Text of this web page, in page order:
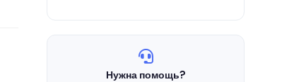
Нужна помощь?